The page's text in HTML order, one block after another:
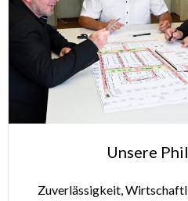
Unsere
Zuverlässigkeit,